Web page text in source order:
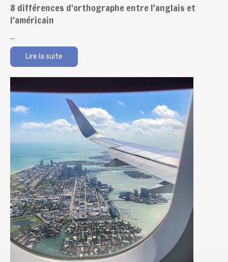
8 différences d'orthographe entre l'anglais et
l'américain
...
Lire la suite